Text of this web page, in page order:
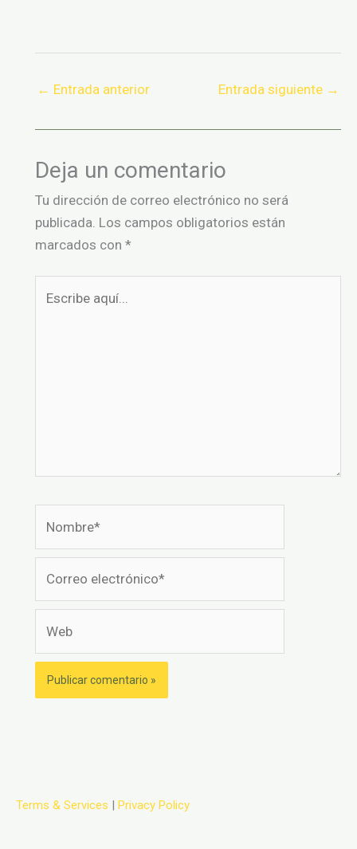
← Entrada anterior Entrada siguiente →
Deja un comentario
Tu dirección de correo electrónico no será
publicada. Los campos obligatorios están
marcados con *
Terms & Services | Privacy Policy